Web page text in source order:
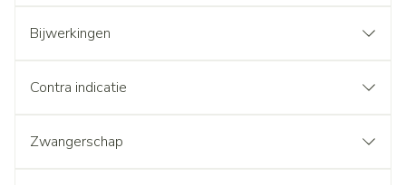
Bijwerkingen
Contra indicatie
Zwangerschap